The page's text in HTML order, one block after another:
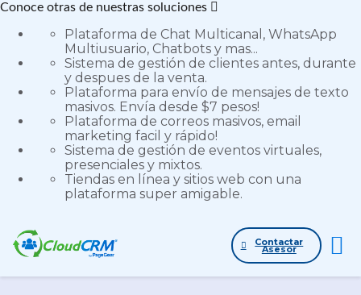
Conoce otras de nuestras soluciones
Plataforma de Chat Multicanal, WhatsApp
Multiusuario, Chatbots y mas...
Sistema de gestión de clientes antes, durante
y despues de la venta.
Plataforma para envío de mensajes de texto
masivos. Envía desde $7 pesos!
Plataforma de correos masivos, email
marketing facil y rápido!
Sistema de gestión de eventos virtuales,
presenciales y mixtos.
Tiendas en línea y sitios web con una
plataforma super amigable.
Contactar
Asesor
Iniciar sesión